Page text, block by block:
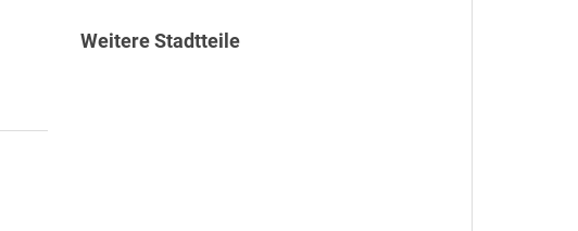
Weitere Stadtteile